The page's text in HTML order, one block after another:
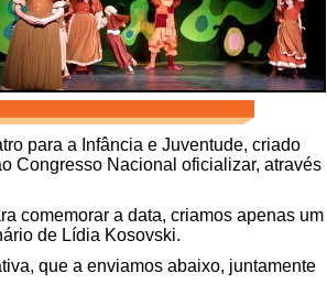
para a Infância e Juventude, criado
Congresso Nacional oficializar, através
comemorar a data, criamos apenas um
de Lídia Kosovski.
que a enviamos abaixo, juntamente